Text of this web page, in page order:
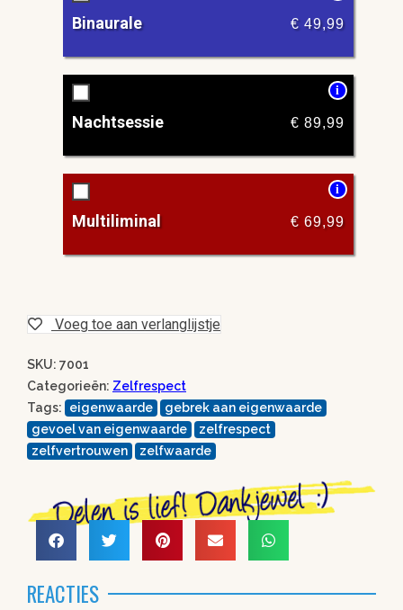
Binaurale € 49,99
i
Nachtsessie € 89,99
i
Multiliminal € 69,99
Voeg toe aan verlanglijstje
SKU: 7001
Categorieën: Zelfrespect
Tags:
eigenwaarde
gebrek aan eigenwaarde
gevoel van eigenwaarde
zelfrespect
zelfvertrouwen
zelfwaarde
REACTIES